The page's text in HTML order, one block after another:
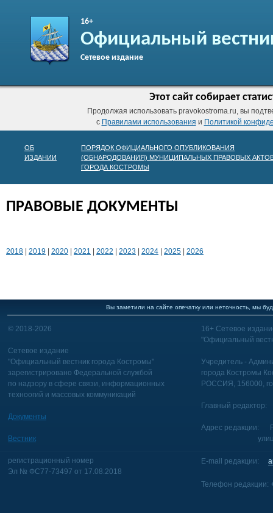
16+
Официальный
Сетевое издание
Этот сайт собирает
Продолжая использовать pravokostroma.ru, вы
с Правилами использования и Политикой
ОБ
ИЗДАНИИ
ПОРЯДОК ОФИЦИАЛЬНОГО ОПУБЛИКОВАНИЯ
(ОБНАРОДОВАНИЯ) МУНИЦИПАЛЬНЫХ ПРАВОВЫХ
ГОРОДА КОСТРОМЫ
ПРАВОВЫЕ ДОКУМЕНТЫ
2018 2019 2020 2021 2022 2023 2024 2025 2026
Вы заметили на сайте опечатку или неточность, мы
© 2018-2026
Сетевое издание
"Официальный вестник города Костромы"
зарегистрировано Федеральной службой
по надзору в сфере связи, информационных
техноогий и массовых коммуникаций
Документы
Вестник
регистрационный номер
Эл № ФС77-73497 от 17.08.2018
16+ Сетевое
"Официальный
Учредитель -
города Костромы
РОССИЯ, 156000,
Главный редактор:
Адрес редакции:
улица
E-mail редакции:
Телефон редакции: